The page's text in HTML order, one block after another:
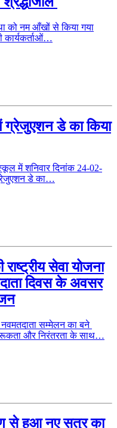
को नम आँखों से किया गया
कार्यकर्ताओं…
ग्रेजुएशन डे का किया
में शनिवार दिनांक 24-02-
डे का…
सेवा योजना
दिवस के अवसर
नवमतदाता सम्मेलन का बने
और निरंतरता के साथ…
से हुआ नए सत्र का